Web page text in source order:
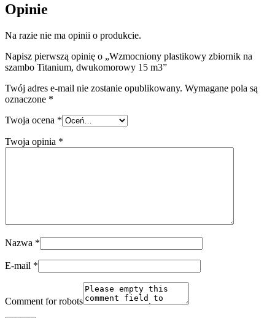
Opinie
Na razie nie ma opinii o produkcie.
Napisz pierwszą opinię o „Wzmocniony plastikowy zbiornik na
szambo Titanium, dwukomorowy 15 m3”
Twój adres e-mail nie zostanie opublikowany. Wymagane pola są
oznaczone *
Twoja ocena *
Twoja opinia *
Nazwa *
E-mail *
Comment for robots